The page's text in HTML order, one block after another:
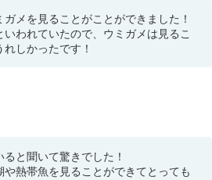
メを見ることがことができました！
われていたので、ウミガメは見るこ
しかったです！
と聞いて驚きでした！
熱帯魚を見ることができてとっても